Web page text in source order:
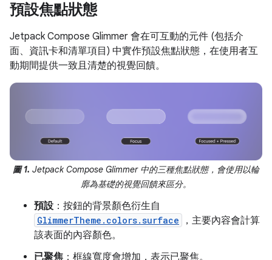
預設焦點狀態
Jetpack Compose Glimmer 會在可互動的元件 (包括介
面、資訊卡和清單項目) 中實作預設焦點狀態，在使用者互
動期間提供一致且清楚的視覺回饋。
圖 1. Jetpack Compose Glimmer 中的三種焦點狀態，會使用以輪
廓為基礎的視覺回饋來區分。
預設 ：按鈕的背景顏色衍生自
GlimmerTheme.colors.surface
，主要內容會計算
該表面的內容顏色。
已聚焦 ：框線寬度會增加，表示已聚焦。